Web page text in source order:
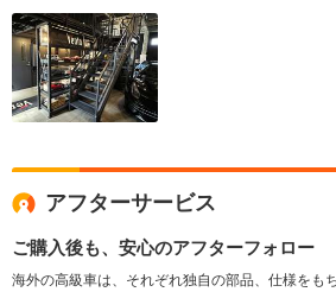
アフターサービス
ご購入後も、安心のアフターフォロー
海外の高級車は、それぞれ独自の部品、仕様をも